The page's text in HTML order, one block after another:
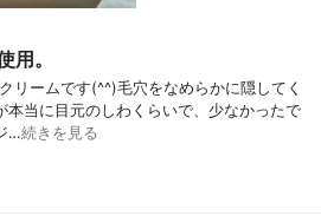
用。
リームです(^^)毛穴をなめらかに隠してく
本当に目元のしわくらいで、少なかったで
…続きを見る